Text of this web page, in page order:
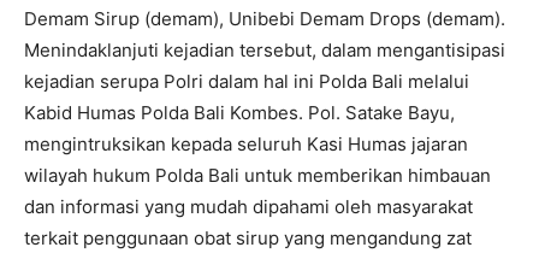
Demam Sirup (demam), Unibebi Demam Drops (demam).
Menindaklanjuti kejadian tersebut, dalam mengantisipasi
kejadian serupa Polri dalam hal ini Polda Bali melalui
Kabid Humas Polda Bali Kombes. Pol. Satake Bayu,
mengintruksikan kepada seluruh Kasi Humas jajaran
wilayah hukum Polda Bali untuk memberikan himbauan
dan informasi yang mudah dipahami oleh masyarakat
terkait penggunaan obat sirup yang mengandung zat